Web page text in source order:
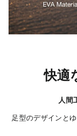
快適
人間
足型のデザインと